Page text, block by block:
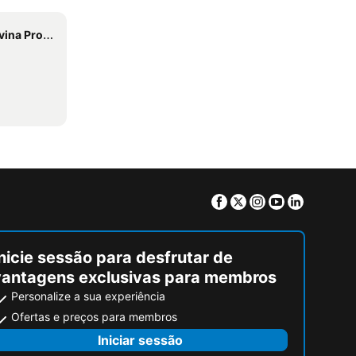
Facebook
TwitterInstagram
Youtube
sessão para desfrutar de
exclusivas para membros
Personalize a sua experiência
Ofertas e preços para membros
Iniciar sessão